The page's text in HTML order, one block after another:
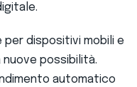
dispositivi mobili e
possibilità.
automatico